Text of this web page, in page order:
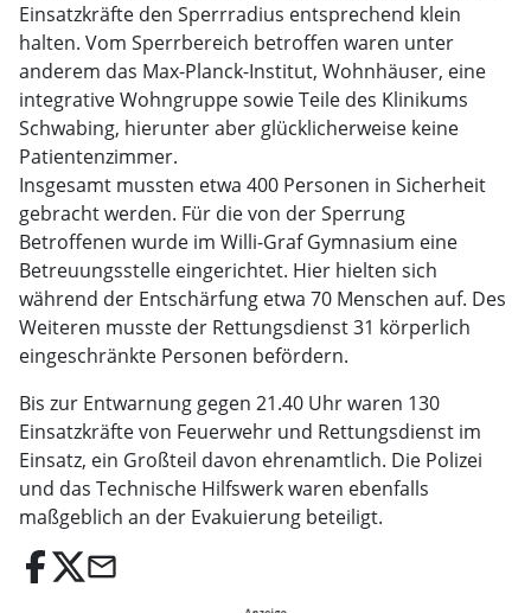
Einsatzkräfte den Sperrradius entsprechend klein
halten. Vom Sperrbereich betroffen waren unter
anderem das Max-Planck-Institut, Wohnhäuser, eine
integrative Wohngruppe sowie Teile des Klinikums
Schwabing, hierunter aber glücklicherweise keine
Patientenzimmer.
Insgesamt mussten etwa 400 Personen in Sicherheit
gebracht werden. Für die von der Sperrung
Betroffenen wurde im Willi-Graf Gymnasium eine
Betreuungsstelle eingerichtet. Hier hielten sich
während der Entschärfung etwa 70 Menschen auf. Des
Weiteren musste der Rettungsdienst 31 körperlich
eingeschränkte Personen befördern.
Bis zur Entwarnung gegen 21.40 Uhr waren 130
Einsatzkräfte von Feuerwehr und Rettungsdienst im
Einsatz, ein Großteil davon ehrenamtlich. Die Polizei
und das Technische Hilfswerk waren ebenfalls
maßgeblich an der Evakuierung beteiligt.
email